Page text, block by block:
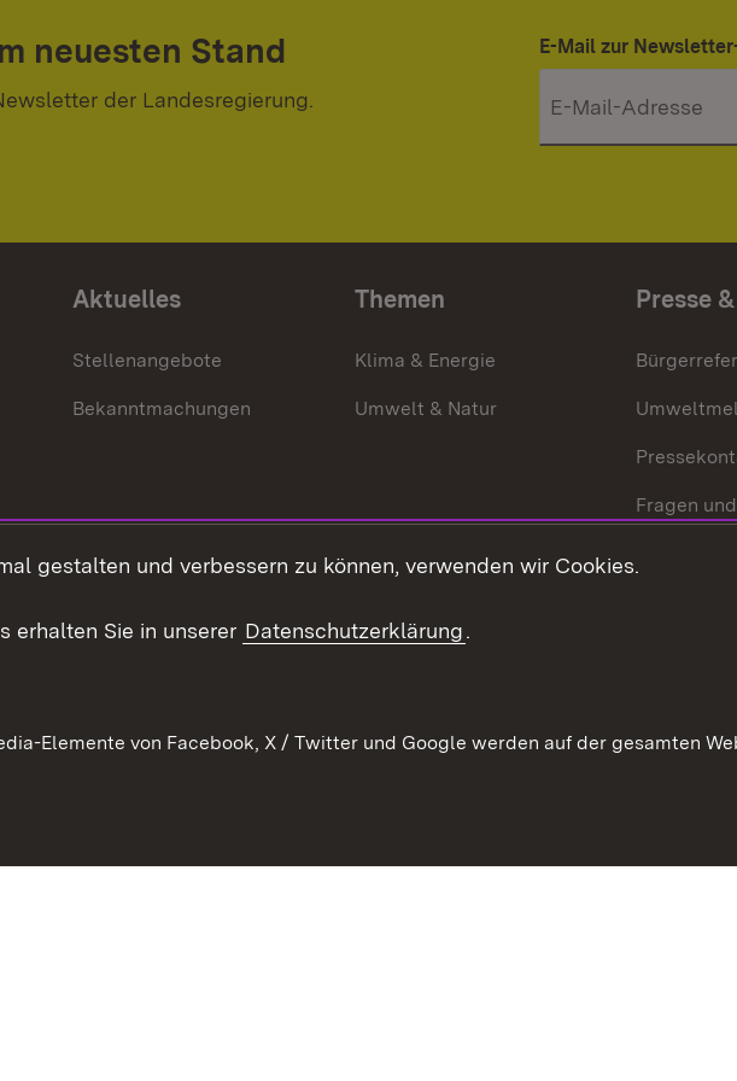
neuesten Stand
der Landesregierung.
E-Mail zur
Aktuelles
Stellenangebote
Bekanntmachungen
Themen
Klima & Energie
Umwelt & Natur
Presse
Fragen
gestalten und verbessern zu können, verwenden wir Cookies.
erhalten Sie in unserer Datenschutzerklärung.
Elemente von Facebook, X / Twitter und Google werden auf der gesamten